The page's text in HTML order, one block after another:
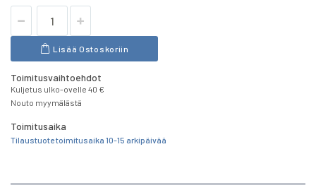
Lisää Ostoskoriin
Toimitusvaihtoehdot
Kuljetus ulko-ovelle 40 €
Nouto myymälästä
Toimitusaika
Tilaustuote toimitusaika 10-15 arkipäivää